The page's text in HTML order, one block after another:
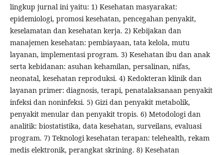
lingkup jurnal ini yaitu: 1) Kesehatan masyarakat:
epidemiologi, promosi kesehatan, pencegahan penyakit,
keselamatan dan kesehatan kerja. 2) Kebijakan dan
manajemen kesehatan: pembiayaan, tata kelola, mutu
layanan, implementasi program. 3) Kesehatan ibu dan anak
serta kebidanan: asuhan kehamilan, persalinan, nifas,
neonatal, kesehatan reproduksi. 4) Kedokteran klinik dan
layanan primer: diagnosis, terapi, penatalaksanaan penyakit
infeksi dan noninfeksi. 5) Gizi dan penyakit metabolik,
penyakit menular dan penyakit tropis. 6) Metodologi dan
analitik: biostatistika, data kesehatan, surveilans, evaluasi
program. 7) Teknologi kesehatan terapan: telehealth, rekam
medis elektronik, perangkat skrining. 8) Kesehatan